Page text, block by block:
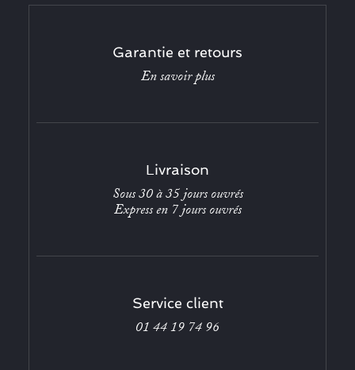
Garantie et retours
En savoir plus
Livraison
Sous 30 à 35 jours ouvrés
Express en 7 jours ouvrés
Service client
01 44 19 74 96